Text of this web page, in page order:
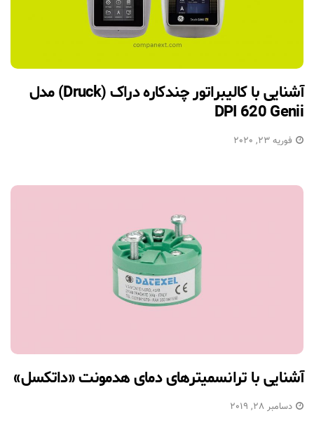
آشنایی با کالیبراتور چندکاره دراک (Druck) مدل
DPI 620 Genii
فوریه 23, 2020
آشنایی با ترانسمیترهای دمای هدمونت «داتکسل»
دسامبر 28, 2019